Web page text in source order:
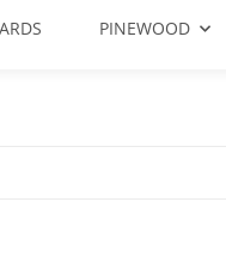
PINEWOOD